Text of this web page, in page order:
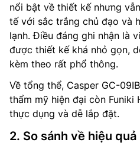
nổi bật về thiết kế nhưng
tế với sắc trắng chủ đạo và
lạnh. Điều đáng ghi nhận là
được thiết kế khá nhỏ gọn,
kèm theo rất phổ thông.
Về tổng thể, Casper GC-
thẩm mỹ hiện đại còn Funiki
thực dụng và dễ lắp đặt.
2. So sánh về hiệu quả